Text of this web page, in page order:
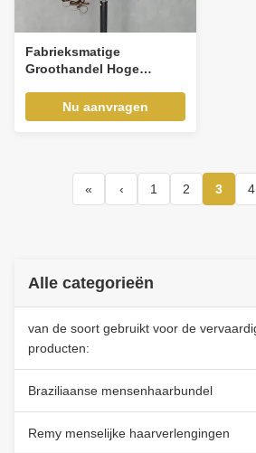
Fabrieksmatige
Groothandel Hoge
Super Lage Prijs
Groothandel Front Lace
Nu aanvragen
« ‹ 1 2 3 4
Alle categorieën
van de soort gebruikt voor de
producten:
Braziliaanse mensenhaarbundel
Remy menselijke haarverlengingen